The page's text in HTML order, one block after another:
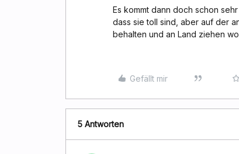
Es kommt dann doch schon
dass sie toll sind, aber auf der
behalten und an Land ziehen
Gefällt mir
5 Antworten